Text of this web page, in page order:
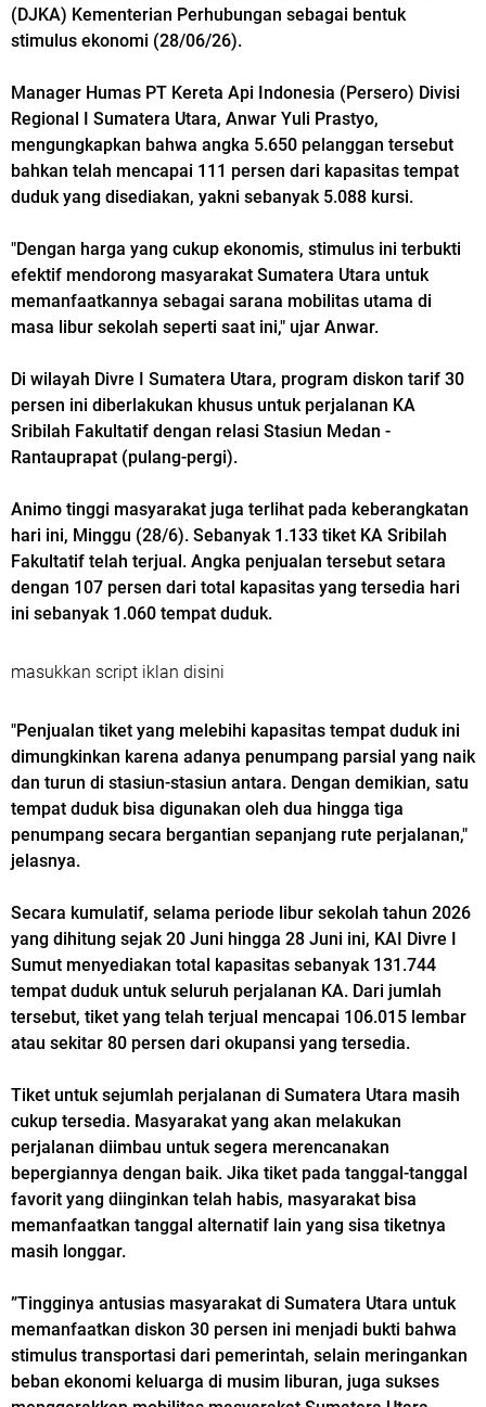
(DJKA) Kementerian Perhubungan sebagai bentuk
stimulus ekonomi (28/06/26).
Manager Humas PT Kereta Api Indonesia (Persero) Divisi
Regional I Sumatera Utara, Anwar Yuli Prastyo,
mengungkapkan bahwa angka 5.650 pelanggan tersebut
bahkan telah mencapai 111 persen dari kapasitas tempat
duduk yang disediakan, yakni sebanyak 5.088 kursi.
"Dengan harga yang cukup ekonomis, stimulus ini terbukti
efektif mendorong masyarakat Sumatera Utara untuk
memanfaatkannya sebagai sarana mobilitas utama di
masa libur sekolah seperti saat ini," ujar Anwar.
Di wilayah Divre I Sumatera Utara, program diskon tarif 30
persen ini diberlakukan khusus untuk perjalanan KA
Sribilah Fakultatif dengan relasi Stasiun Medan -
Rantauprapat (pulang-pergi).
Animo tinggi masyarakat juga terlihat pada keberangkatan
hari ini, Minggu (28/6). Sebanyak 1.133 tiket KA Sribilah
Fakultatif telah terjual. Angka penjualan tersebut setara
dengan 107 persen dari total kapasitas yang tersedia hari
ini sebanyak 1.060 tempat duduk.
masukkan script iklan disini
"Penjualan tiket yang melebihi kapasitas tempat duduk ini
dimungkinkan karena adanya penumpang parsial yang naik
dan turun di stasiun-stasiun antara. Dengan demikian, satu
tempat duduk bisa digunakan oleh dua hingga tiga
penumpang secara bergantian sepanjang rute perjalanan,"
jelasnya.
Secara kumulatif, selama periode libur sekolah tahun 2026
yang dihitung sejak 20 Juni hingga 28 Juni ini, KAI Divre I
Sumut menyediakan total kapasitas sebanyak 131.744
tempat duduk untuk seluruh perjalanan KA. Dari jumlah
tersebut, tiket yang telah terjual mencapai 106.015 lembar
atau sekitar 80 persen dari okupansi yang tersedia.
Tiket untuk sejumlah perjalanan di Sumatera Utara masih
cukup tersedia. Masyarakat yang akan melakukan
perjalanan diimbau untuk segera merencanakan
bepergiannya dengan baik. Jika tiket pada tanggal-tanggal
favorit yang diinginkan telah habis, masyarakat bisa
memanfaatkan tanggal alternatif lain yang sisa tiketnya
masih longgar.
”Tingginya antusias masyarakat di Sumatera Utara untuk
memanfaatkan diskon 30 persen ini menjadi bukti bahwa
stimulus transportasi dari pemerintah, selain meringankan
beban ekonomi keluarga di musim liburan, juga sukses